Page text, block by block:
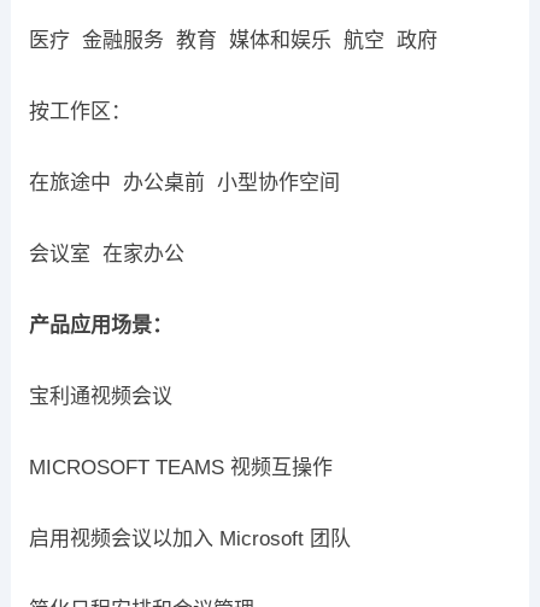
医疗 金融服务 教育 媒体和娱乐 航空 政府
按工作区：
在旅途中 办公桌前 小型协作空间
会议室 在家办公
产品应用场景：
宝利通视频会议
MICROSOFT TEAMS 视频互操作
启用视频会议以加入 Microsoft 团队